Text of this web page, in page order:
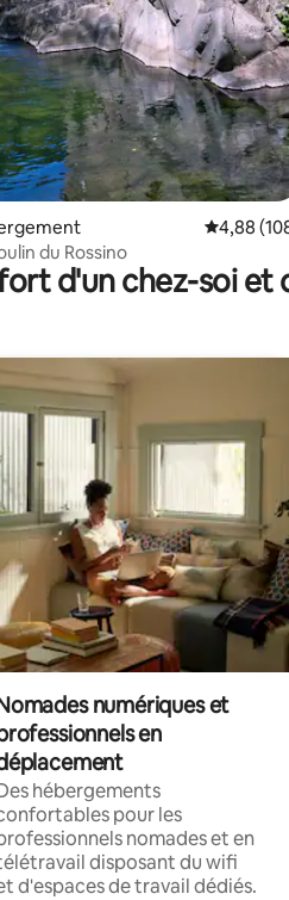
4,88
du Rossino
d'un chez-soi et
numériques et
en
hébergements
pour les
nomades et en
disposant du wifi
d'espaces de travail dédiés.